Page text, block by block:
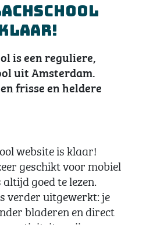
is een reguliere,
uit Amsterdam.
frisse en heldere
geschikt voor mobiel
goed te lezen.
verder uitgewerkt: je
bladeren en direct